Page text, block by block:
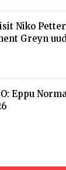
Niko
Greyn
Eppu